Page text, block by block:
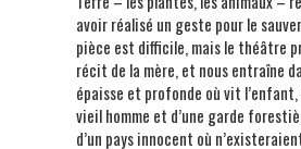
avoir réalisé un geste pour le
pièce est difficile, mais le théâtre
récit de la mère, et nous entraîne
épaisse et profonde où vit l’enfant,
vieil homme et d’une garde
d’un pays innocent où